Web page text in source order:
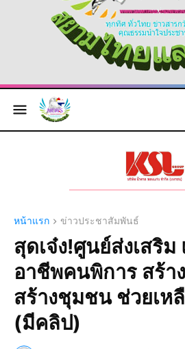
หน้าแรก ข่าวประชาสัมพันธ์
สุดเจ๋ง!ศูนย์ส่งเสริ
อาชีพคนพิการ สร้า
สร้างชุมชน ช่วยเห
(มีคลิป)